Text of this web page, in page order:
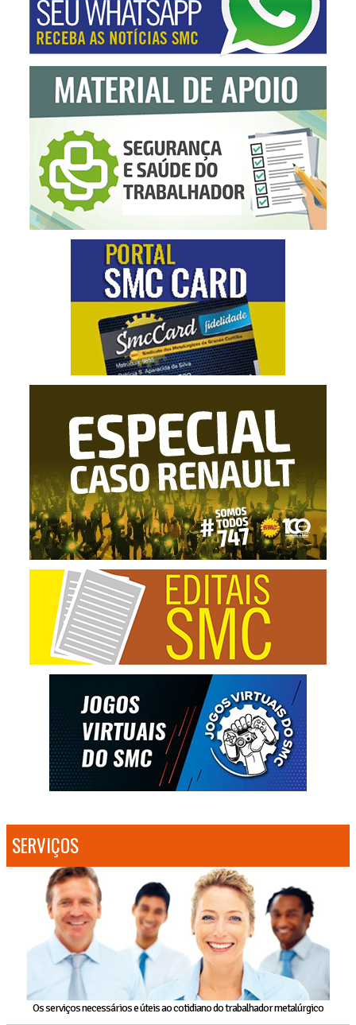
SERVIÇOS
Os serviços necessários e úteis ao cotidiano do trabalhador metalúrgico